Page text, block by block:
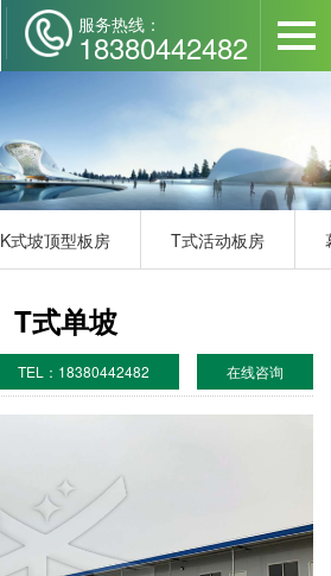
服务热线：
18380442482
K式坡顶型板房 T式活动板房
T式单坡
在线咨询
TEL：18380442482